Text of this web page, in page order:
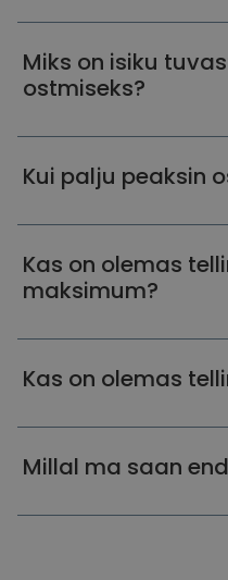
Miks on isiku
ostmiseks?
Kui palju peaksin
Kas on olemas
maksimum?
Kas on olemas
Millal ma saan